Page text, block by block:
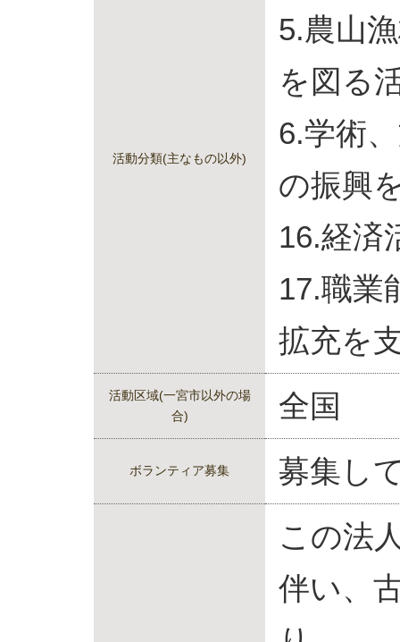
活動分類(主なもの以外)
5.農山
を図る
6.学術
の振興
16.経済
17.職業
拡充を
活動区域(一宮市以外の場
合)
全国
ボランティア募集 募集し
この法
伴い、